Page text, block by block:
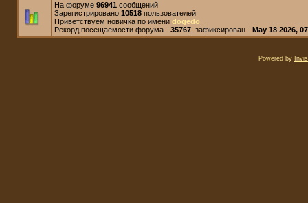
На форуме 96941 сообщений
Зарегистрировано 10518пользователей
Приветствуем новичка по имени dogedo
Рекорд посещаемости форума - 35767, зафиксирован - May 18 2026,
Powered by